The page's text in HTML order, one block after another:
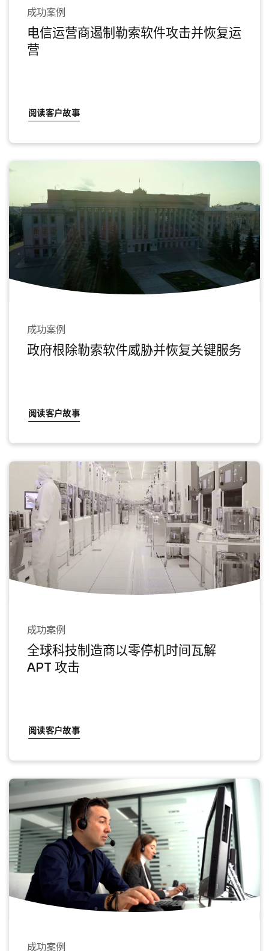
成功案例
电信运营商遏制勒索软件攻击并恢复运
营
阅读客户故事
成功案例
政府根除勒索软件威胁并恢复关键服务
阅读客户故事
成功案例
全球科技制造商以零停机时间瓦解
APT 攻击
阅读客户故事
成功案例